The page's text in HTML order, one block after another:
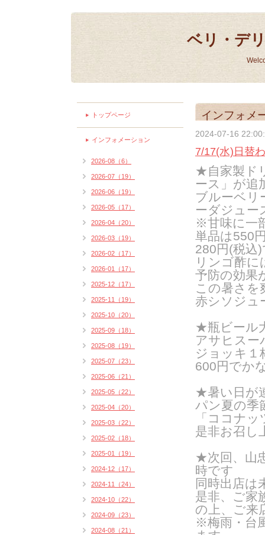
ベリ・デ
インフォメ
2024-07-16
7/17(水)日替
★自家製ド
ース」が追
ブルーベリ
ーダジュー
※甘味に一
単品は550
280円(税込
リンゴ酢
予防の効果
この暑さを
赤シソジュ
★瓶ビール
アサヒスー
ジョッキ１
600円でか
★暑い日が
パン夏の季
「ココナ
是非お召し
★次回、山
時です
同時出店は
是非、ご家
の上、ご来
※梅雨・台
トップページ
インフォメーション
2026-08（6）
2026-07（19）
2026-06（19）
2026-05（17）
2026-04（20）
2026-03（19）
2026-02（17）
2026-01（17）
2025-12（17）
2025-11（19）
2025-10（20）
2025-09（18）
2025-08（19）
2025-07（23）
2025-06（21）
2025-05（22）
2025-04（20）
2025-03（22）
2025-02（18）
2025-01（19）
2024-12（17）
2024-11（24）
2024-10（22）
2024-09（23）
2024-08（21）